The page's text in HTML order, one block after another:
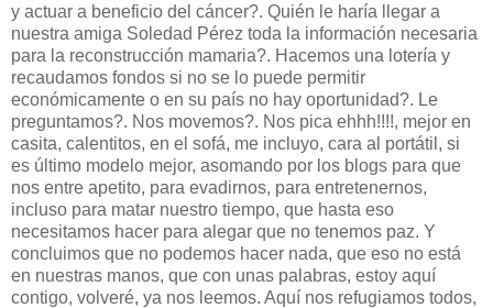
y actuar a beneficio del cáncer?. Quién le haría llegar a
nuestra amiga Soledad Pérez toda la información necesaria
para la reconstrucción mamaria?. Hacemos una lotería y
recaudamos fondos si no se lo puede permitir
económicamente o en su país no hay oportunidad?. Le
preguntamos?. Nos movemos?. Nos pica ehhh!!!!, mejor en
casita, calentitos, en el sofá, me incluyo, cara al portátil, si
es último modelo mejor, asomando por los blogs para que
nos entre apetito, para evadirnos, para entretenernos,
incluso para matar nuestro tiempo, que hasta eso
necesitamos hacer para alegar que no tenemos paz. Y
concluimos que no podemos hacer nada, que eso no está
en nuestras manos, que con unas palabras, estoy aquí
contigo, volveré, ya nos leemos. Aquí nos refugiamos todos,